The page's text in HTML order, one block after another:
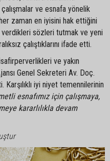
ve esnafa yönelik
her zaman en iyisini hak ettiğini
sözleri tutmak ve yeni
çalıştıklarını ifade etti.
ve yakın
Genel Sekreteri Av. Doç.
Karşılıklı iyi niyet temennilerinin
esnafımız için çalışmaya,
kararlılıkla devam